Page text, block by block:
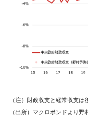
（注）財政収支と経常収支
（出所）マクロボンドより